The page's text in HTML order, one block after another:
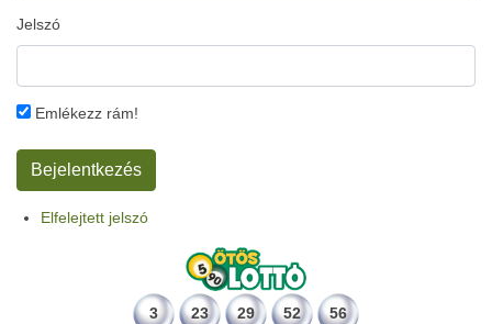
Jelszó
Emlékezz rám!
Elfelejtett jelszó
3 23 29 52 56